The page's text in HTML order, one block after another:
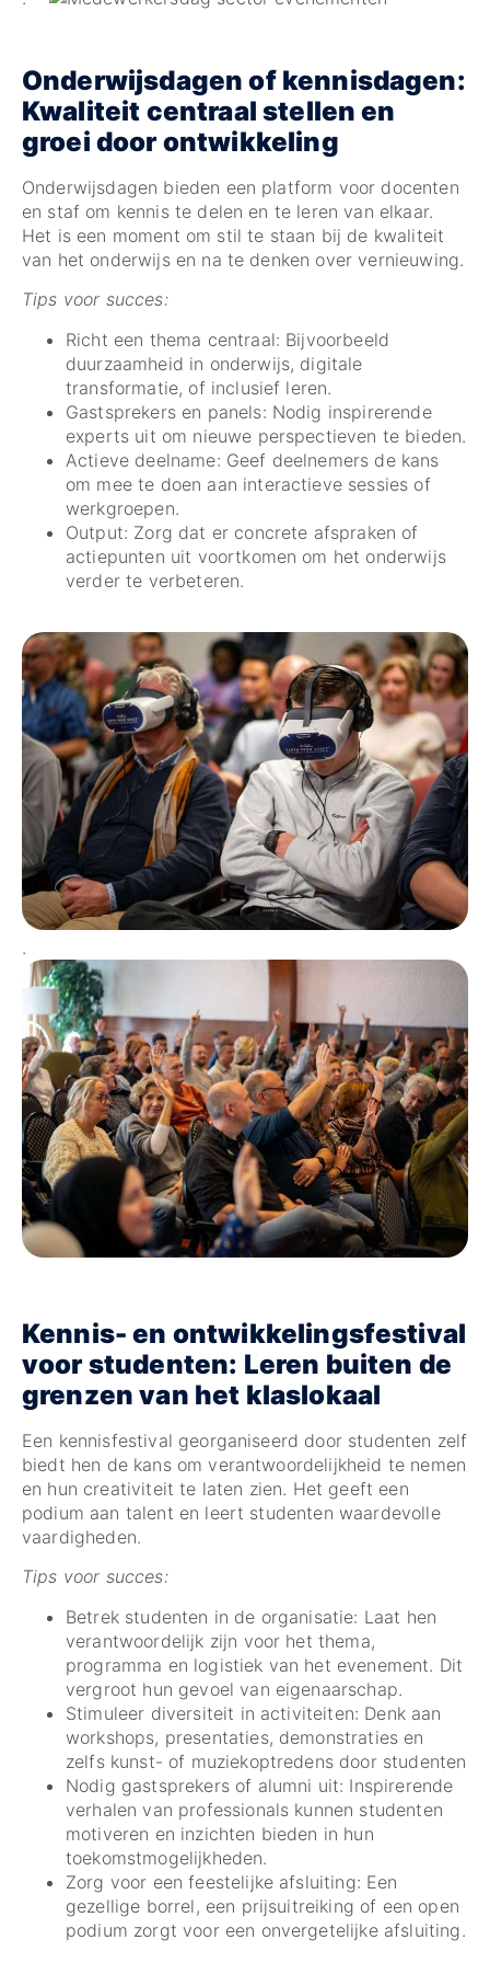
Onderwijsdagen of kennisdagen:
Kwaliteit centraal stellen en
groei door ontwikkeling
Onderwijsdagen bieden een platform voor docenten
en staf om kennis te delen en te leren van elkaar.
Het is een moment om stil te staan bij de kwaliteit
van het onderwijs en na te denken over vernieuwing.
Tips voor succes:
Richt een thema centraal: Bijvoorbeeld
duurzaamheid in onderwijs, digitale
transformatie, of inclusief leren.
Gastsprekers en panels: Nodig inspirerende
experts uit om nieuwe perspectieven te bieden.
Actieve deelname: Geef deelnemers de kans
om mee te doen aan interactieve sessies of
werkgroepen.
Output: Zorg dat er concrete afspraken of
actiepunten uit voortkomen om het onderwijs
verder te verbeteren.
.
Kennis- en ontwikkelingsfestival
voor studenten: Leren buiten de
grenzen van het klaslokaal
Een kennisfestival georganiseerd door studenten zelf
biedt hen de kans om verantwoordelijkheid te nemen
en hun creativiteit te laten zien. Het geeft een
podium aan talent en leert studenten waardevolle
vaardigheden.
Tips voor succes:
Betrek studenten in de organisatie: Laat hen
verantwoordelijk zijn voor het thema,
programma en logistiek van het evenement. Dit
vergroot hun gevoel van eigenaarschap.
Stimuleer diversiteit in activiteiten: Denk aan
workshops, presentaties, demonstraties en
zelfs kunst- of muziekoptredens door studenten
Nodig gastsprekers of alumni uit: Inspirerende
verhalen van professionals kunnen studenten
motiveren en inzichten bieden in hun
toekomstmogelijkheden.
Zorg voor een feestelijke afsluiting: Een
gezellige borrel, een prijsuitreiking of een open
podium zorgt voor een onvergetelijke afsluiting.